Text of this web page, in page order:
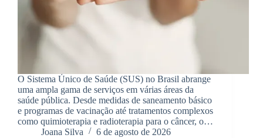
O Sistema Único de Saúde (SUS) no Brasil abrange
uma ampla gama de serviços em várias áreas da
saúde pública. Desde medidas de saneamento básico
e programas de vacinação até tratamentos complexos
como quimioterapia e radioterapia para o câncer, o…
Joana Silva
6 de agosto de 2026